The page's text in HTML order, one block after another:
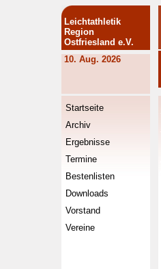
Leichtathletik
Region
Ostfriesland e.V.
10. Aug. 2026
Startseite
Archiv
Ergebnisse
Termine
Bestenlisten
Downloads
Vorstand
Vereine